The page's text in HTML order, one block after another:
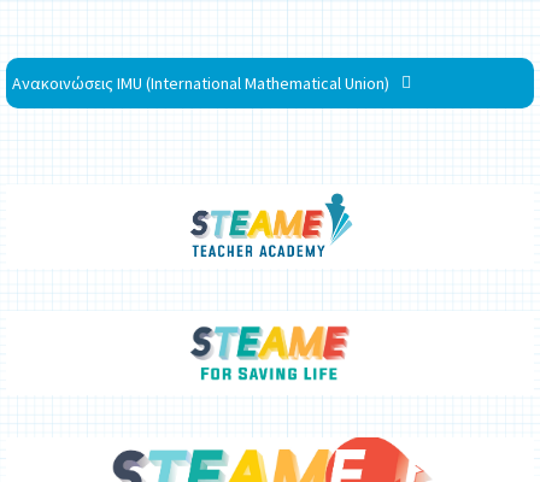
Ανακοινώσεις IMU (International Mathematical Union)